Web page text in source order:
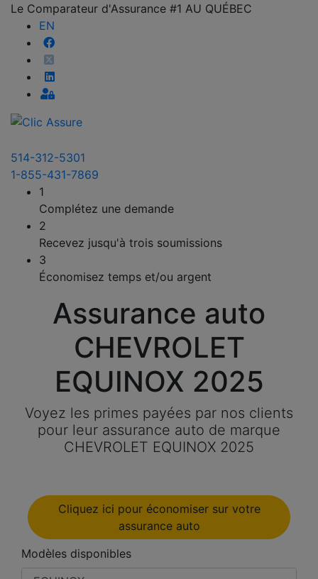
Le Comparateur d'Assurance #1 AU QUÉBEC
EN
514-312-5301
1-855-431-7869
1
Complétez une demande
2
Recevez jusqu'à trois soumissions
3
Économisez temps et/ou argent
Assurance auto
CHEVROLET
EQUINOX 2025
Voyez les primes payées par nos clients
pour leur assurance auto de marque
CHEVROLET EQUINOX 2025
Cliquez ici pour économiser sur votre
assurance auto
Modèles disponibles